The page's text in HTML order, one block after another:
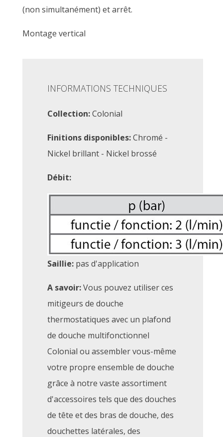
(non simultanément) et arrêt.
Montage vertical
INFORMATIONS TECHNIQUES
Collection:Colonial
Finitions disponibles:Chromé -
Nickel brillant - Nickel brossé
Débit:
Saillie: pas d'application
A savoir:Vous pouvez utiliser ces
mitigeurs de douche
thermostatiques avec un plafond
de douche multifonctionnel
Colonial ou assembler vous-même
votre propre ensemble de douche
grâce à notre vaste assortiment
d'accessoires tels que des douches
de tête et des bras de douche, des
douchettes latérales, des